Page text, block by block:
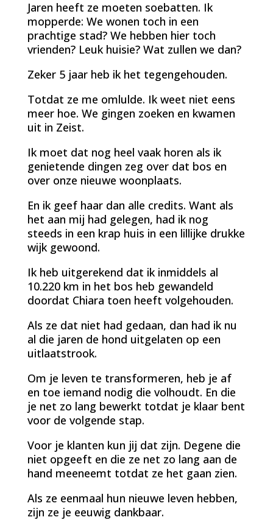
Jaren heeft ze moeten soebatten. Ik
mopperde: We wonen toch in een
prachtige stad? We hebben hier toch
vrienden? Leuk huisie? Wat zullen we dan?
Zeker 5 jaar heb ik het tegengehouden.
Totdat ze me omlulde. Ik weet niet eens
meer hoe. We gingen zoeken en kwamen
uit in Zeist.
Ik moet dat nog heel vaak horen als ik
genietende dingen zeg over dat bos en
over onze nieuwe woonplaats.
En ik geef haar dan alle credits. Want als
het aan mij had gelegen, had ik nog
steeds in een krap huis in een lillijke drukke
wijk gewoond.
Ik heb uitgerekend dat ik inmiddels al
10.220 km in het bos heb gewandeld
doordat Chiara toen heeft volgehouden.
Als ze dat niet had gedaan, dan had ik nu
al die jaren de hond uitgelaten op een
uitlaatstrook.
Om je leven te transformeren, heb je af
en toe iemand nodig die volhoudt. En die
je net zo lang bewerkt totdat je klaar bent
voor de volgende stap.
Voor je klanten kun jij dat zijn. Degene die
niet opgeeft en die ze net zo lang aan de
hand meeneemt totdat ze het gaan zien.
Als ze eenmaal hun nieuwe leven hebben,
zijn ze je eeuwig dankbaar.